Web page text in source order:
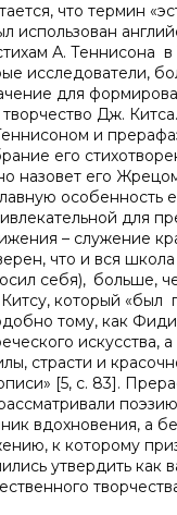
что термин
использован
А. Теннисона в
исследователи,
для
творчество Дж.
и
его
назовет его
особенность
для
– служение
что и вся
себя), больше,
который «был
тому, как
искусства,
страсти и
[5, c. 83].
вдохновения, а
к которому
утвердить как